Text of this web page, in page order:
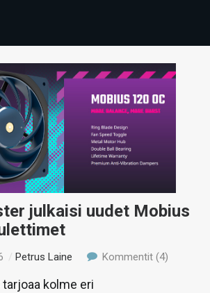
julkaisi uudet Mobius
/Petrus Laine Kommentit (4)
kolme eri